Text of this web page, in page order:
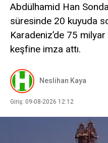
Abdülhamid Han
süresinde 20 kuyuda
Karadeniz’de 75
keşfine imza attı.
Neslihan Kaya
Giriş: 09-08-2026 12:12